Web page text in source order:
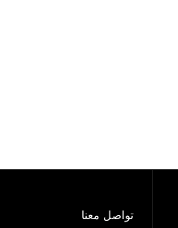
تواصل معنا